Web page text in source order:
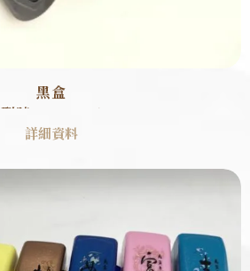
黑盒
型號 : SB0001
詳細資料